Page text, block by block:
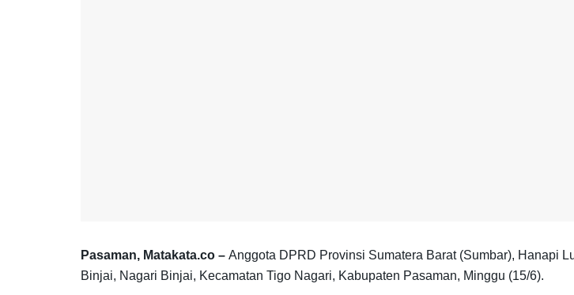
Pasaman, Matakata.co – Anggota DPRD Provinsi Sumatera Barat (Sumbar), Hanapi
Binjai, Nagari Binjai, Kecamatan Tigo Nagari, Kabupaten Pasaman, Minggu (15/6).